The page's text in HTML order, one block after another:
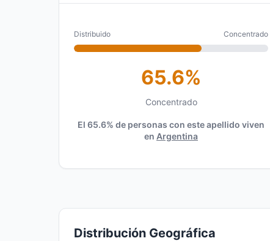
Distribuido Concentrado
65.6%
Concentrado
El 65.6% de personas con este apellido viven
en Argentina
Distribución Geográfica